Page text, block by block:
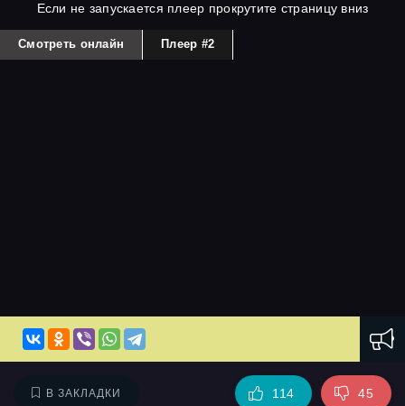
Если не запускается плеер прокрутите страницу вниз
Смотреть онлайн Плеер #2
В ЗАКЛАДКИ 114 45